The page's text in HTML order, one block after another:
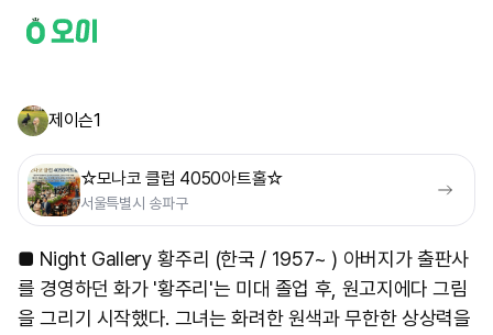
제이슨1
☆모나코 클럽 4050아트홀☆
서울특별시 송파구
■ Night Gallery 황주리 (한국 / 1957~ ) 아버지가 출판사
를 경영하던 화가 '황주리'는 미대 졸업 후, 원고지에다 그림
을 그리기 시작했다. 그녀는 화려한 원색과 무한한 상상력을